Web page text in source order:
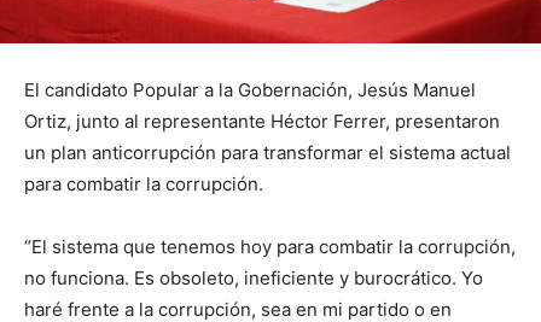
El candidato Popular a la Gobernación, Jesús Manuel
Ortiz, junto al representante Héctor Ferrer, presentaron
un plan anticorrupción para transformar el sistema actual
para combatir la corrupción.
“El sistema que tenemos hoy para combatir la corrupción,
no funciona. Es obsoleto, ineficiente y burocrático. Yo
haré frente a la corrupción, sea en mi partido o en